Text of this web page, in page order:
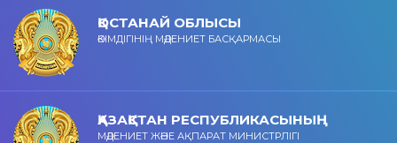
ҚОСТАНАЙ ОБЛЫСЫ
ӘКІМДІГІНІҢ МӘДЕНИЕТ БАСҚАРМАСЫ
ҚАЗАҚСТАН РЕСПУБЛИКАСЫНЫҢ
МӘДЕНИЕТ ЖӘНЕ АҚПАРАТ МИНИСТРЛІГІ